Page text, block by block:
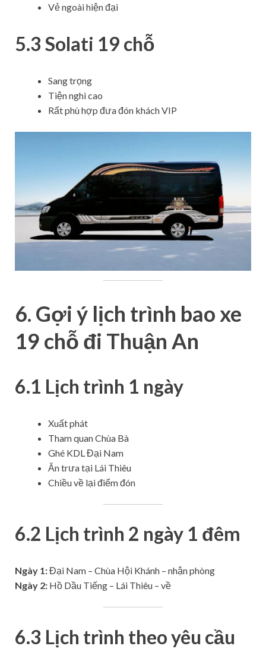
Vẻ ngoài hiện đại
5.3 Solati 19 chỗ
Sang trọng
Tiện nghi cao
Rất phù hợp đưa đón khách VIP
6. Gợi ý lịch trình bao xe
19 chỗ đi Thuận An
6.1 Lịch trình 1 ngày
Xuất phát
Tham quan Chùa Bà
Ghé KDL Đại Nam
Ăn trưa tại Lái Thiêu
Chiều về lại điểm đón
6.2 Lịch trình 2 ngày 1 đêm
Ngày 1:Đại Nam – Chùa Hội Khánh – nhận phòng
Ngày 2: Hồ Dầu Tiếng – Lái Thiêu – về
6.3 Lịch trình theo yêu cầu